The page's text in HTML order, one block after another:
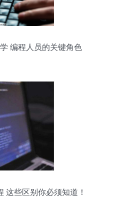
编程人员的关键角色
这些区别你必须知道！